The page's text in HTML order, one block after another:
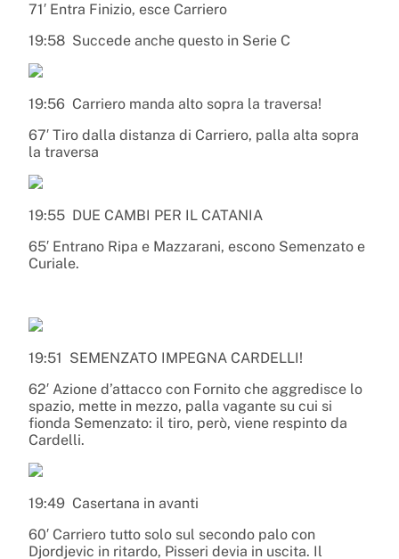
71′ Entra Finizio, esce Carriero
19:58 Succede anche questo in Serie C
19:56 Carriero manda alto sopra la traversa!
67′ Tiro dalla distanza di Carriero, palla alta sopra
la traversa
19:55 DUE CAMBI PER IL CATANIA
65′ Entrano Ripa e Mazzarani, escono Semenzato e
Curiale.
19:51 SEMENZATO IMPEGNA CARDELLI!
62′ Azione d’attacco con Fornito che aggredisce lo
spazio, mette in mezzo, palla vagante su cui si
fionda Semenzato: il tiro, però, viene respinto da
Cardelli.
19:49 Casertana in avanti
60′ Carriero tutto solo sul secondo palo con
Djordjevic in ritardo, Pisseri devia in uscita. Il